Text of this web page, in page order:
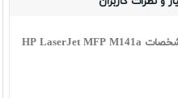
پرینتر لیزری اچ پی مدل M141A با مشخصات HP LaserJet MFP M141a